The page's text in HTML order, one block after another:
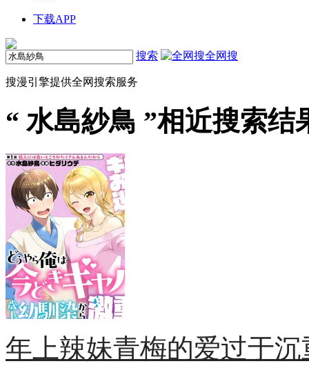
下载APP
搜索 全网搜
搜漫引擎提供全网搜索服务
“ 水島紗鳥 ”相近搜索结
年上辣妹青梅的爱过于沉